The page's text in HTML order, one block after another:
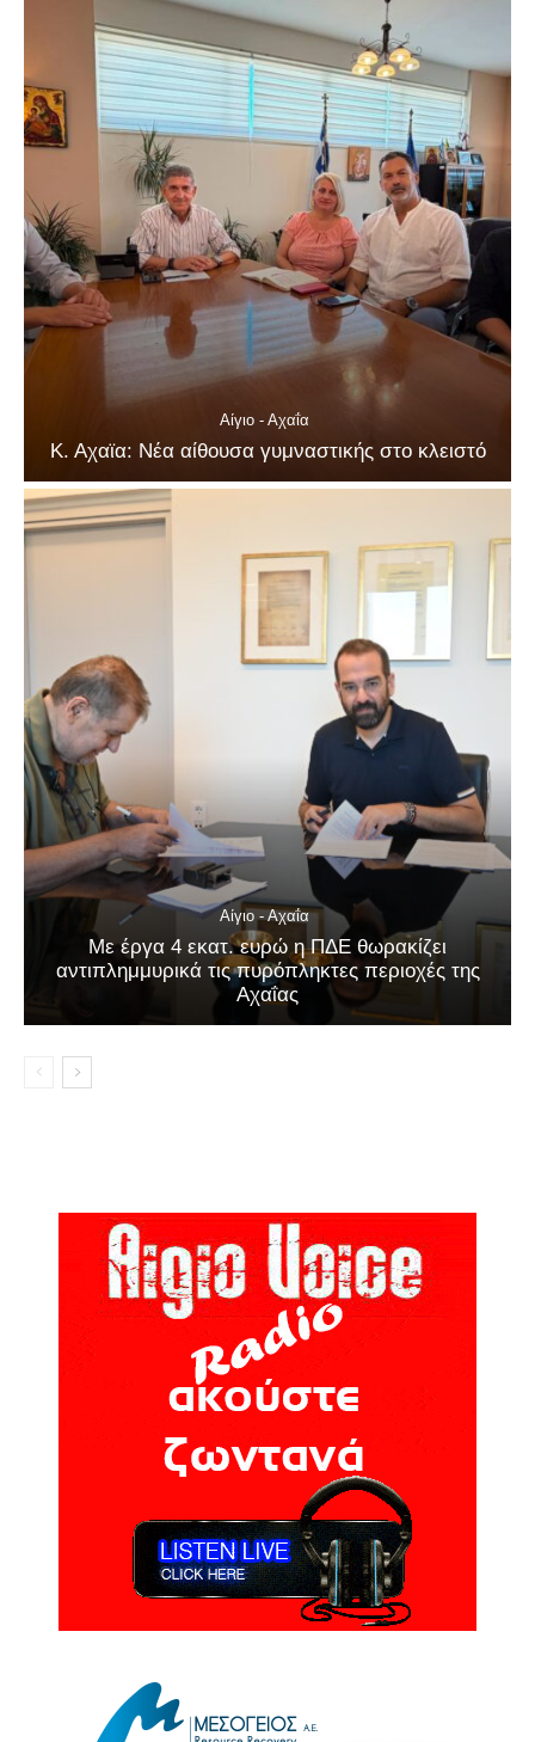
Αίγιο - Αχαΐα
Κ. Αχαϊα: Νέα αίθουσα γυμναστικής στο κλειστό
Αίγιο - Αχαΐα
Με έργα 4 εκατ. ευρώ η ΠΔΕ θωρακίζει
αντιπλημμυρικά τις πυρόπληκτες περιοχές της
Αχαΐας